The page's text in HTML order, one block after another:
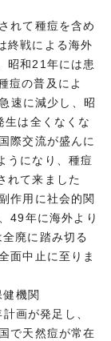
れて種痘を含め
終戦による海外
昭和21年には患
痘の普及によ
速に減少し、昭
生は全くなくな
際交流が盛んに
うになり、種痘
れて来ました
作用に社会的関
49年に海外より
廃に踏み切る
面中止に至りま
機関
画が発足し、
で天然痘が常在